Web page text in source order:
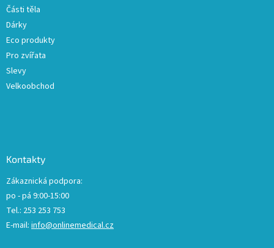
Části těla
Dárky
Eco produkty
Pro zvířata
Slevy
Velkoobchod
Kontakty
Zákaznická podpora:
po - pá 9:00-15:00
Tel.: 253 253 753
E-mail: info@onlinemedical.cz